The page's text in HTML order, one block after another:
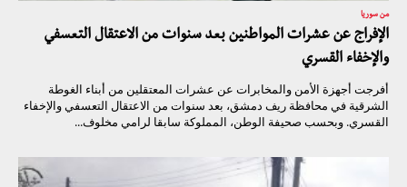
من سوريا
الإفراج عن عشرات المواطنين بعد سنوات من الاعتقال التعسفي
والإخفاء القسري
أفرجت أجهزة الأمن والمخابرات عن عشرات المعتقلين من أبناء الغوطة
الشرقية في محافظة ريف دمشق، بعد سنوات من الاعتقال التعسفي والإخفاء
القسري. وبحسب صحيفة الوطن، المملوكة سابقا لرامي مخلوف...